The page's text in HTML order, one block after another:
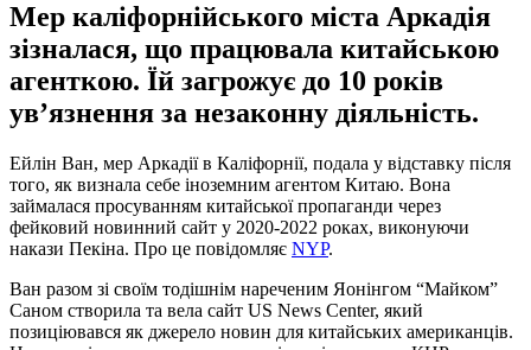
Мер каліфорнійського міста Аркадія
зізналася, що працювала китайською
агенткою. Їй загрожує до 10 років
ув’язнення за незаконну діяльність.
Ейлін Ван, мер Аркадії в Каліфорнії, подала у відставку після
того, як визнала себе іноземним агентом Китаю. Вона
займалася просуванням китайської пропаганди через
фейковий новинний сайт у 2020-2022 роках, виконуючи
накази Пекіна. Про це повідомляє NYP.
Ван разом зі своїм тодішнім нареченим Яонінгом “Майком”
Саном створила та вела сайт US News Center, який
позиціювався як джерело новин для китайських американців.